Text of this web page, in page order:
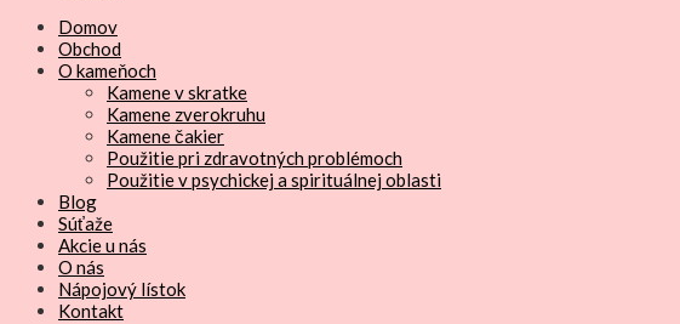
Domov
Obchod
O kameňoch
Kamene v skratke
Kamene zverokruhu
Kamene čakier
Použitie pri zdravotných problémoch
Použitie v psychickej a spirituálnej oblasti
Blog
Súťaže
Akcie u nás
O nás
Nápojový lístok
Kontakt